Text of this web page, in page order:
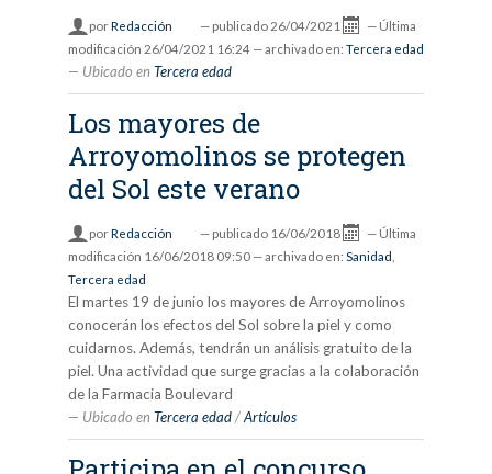
porRedacción — publicado 26/04/2021 — Última
modificación 26/04/2021 16:24 — archivado en: Tercera edad
Ubicado en Tercera edad
Los mayores de
Arroyomolinos se protegen
del Sol este verano
porRedacción — publicado 16/06/2018 — Última
modificación 16/06/2018 09:50 — archivado en: Sanidad
Tercera edad
El martes 19 de junio los mayores de Arroyomolinos
conocerán los efectos del Sol sobre la piel y como
cuidarnos. Además, tendrán un análisis gratuito de la
piel. Una actividad que surge gracias a la colaboración
de la Farmacia Boulevard
Ubicado en Tercera edad /Artículos